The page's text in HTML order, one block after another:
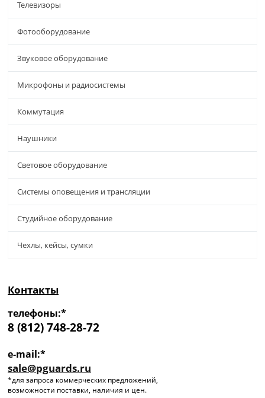
Телевизоры
Фотооборудование
Звуковое оборудование
Микрофоны и радиосистемы
Коммутация
Наушники
Световое оборудование
Системы оповещения и трансляции
Студийное оборудование
Чехлы, кейсы, сумки
Контакты
телефоны:*
8 (812) 748-28-72
e-mail:*
sale@pguards.ru
*для запроса коммерческих предложений,
возможности поставки, наличия и цен.